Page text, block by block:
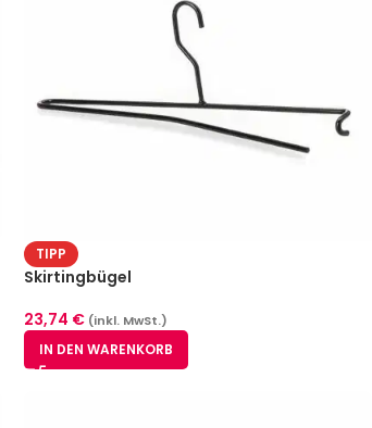
TIPP
Skirtingbügel
23,74 € (inkl. MwSt.)
IN DEN WARENKORB